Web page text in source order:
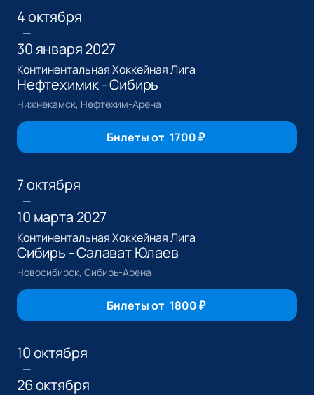
4 октября
—
30 января 2027
Континентальная Хоккейная Лига
Нефтехимик - Сибирь
Нижнекамск, Нефтехим-Арена
Билеты от 1700₽
7 октября
—
10 марта 2027
Континентальная Хоккейная Лига
Сибирь - Салават Юлаев
Новосибирск, Сибирь-Арена
Билеты от 1800₽
10 октября
—
26 октября